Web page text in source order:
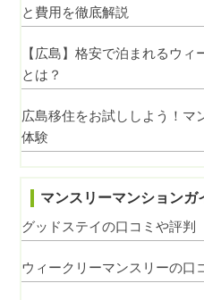
と費用を徹底解説
【広島】格安で泊まれるウ
とは？
広島移住をお試ししよう！マ
体験
マンスリーマンションガ
グッドステイの口コミや評判
ウィークリーマンスリーの口